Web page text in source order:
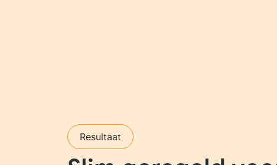
Resultaat